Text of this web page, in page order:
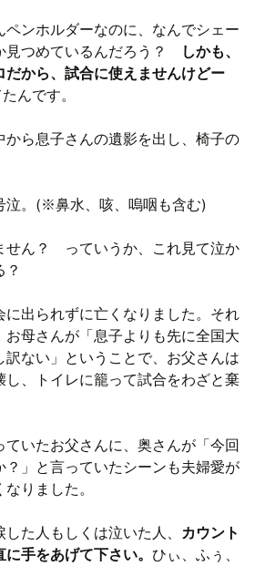
ンホルダーなのに、なんでシェー
見つめているんだろう？
しかも、
だから、試合に使えませんけどー
んです。
から息子さんの遺影を出し、椅子の
泣。(※鼻水、咳、嗚咽も含む)
せん？ っていうか、これ見て泣か
？
に出られずに亡くなりました。それ
お母さんが「息子よりも先に全国大
訳ない」ということで、お父さんは
し、トイレに籠って試合をわざと棄
ていたお父さんに、奥さんが「今回
？」と言っていたシーンも夫婦愛が
りました。
た人もしくは泣いた人、 カウント
手をあげて下さい。 ひぃ、ふぅ、